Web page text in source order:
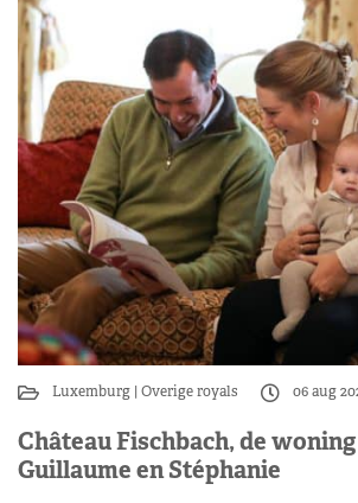
Luxemburg Overige royals 06 aug
Château Fischbach, de
Guillaume en Stéphanie